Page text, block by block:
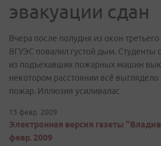
эвакуации сдан
Вчера после полудня из окон
ВГУЭС повалил густой дым. Студенты
из подъехавших пожарных машин
некотором расстоянии всё
пожар. Иллюзия усиливалас
13 февр. 2009
Электронная версия газеты
февр. 2009